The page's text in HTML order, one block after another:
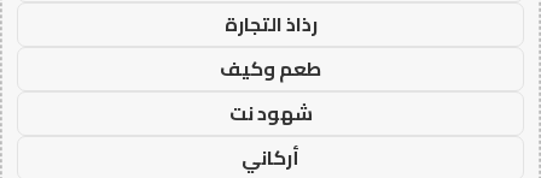
رذاذ التجارة
طعم وكيف
شهود نت
أركاني